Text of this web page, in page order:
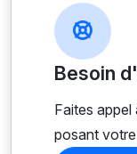
Besoin
Faites appel
posant